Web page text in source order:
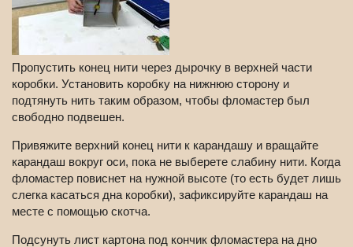
Пропустить конец нити через дырочку в верхней части
коробки. Установить коробку на нижнюю сторону и
подтянуть нить таким образом, чтобы фломастер был
свободно подвешен.
Привяжите верхний конец нити к карандашу и вращайте
карандаш вокруг оси, пока не выберете слабину нити. Когда
фломастер повиснет на нужной высоте (то есть будет лишь
слегка касаться дна коробки), зафиксируйте карандаш на
месте с помощью скотча.
Подсунуть лист картона под кончик фломастера на дно